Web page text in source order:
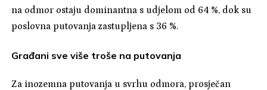
na odmor ostaju dominantna s udjelom od 64 %, dok su
poslovna putovanja zastupljena s 36 %.
Građani sve više troše na putovanja
Za inozemna putovanja u svrhu odmora, prosječan